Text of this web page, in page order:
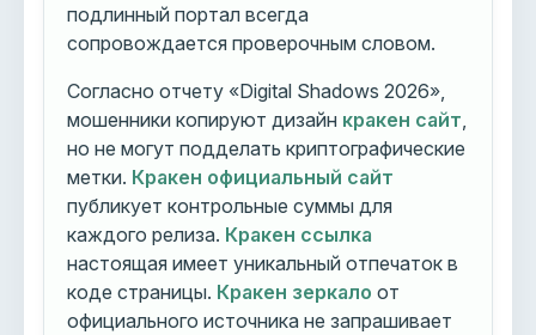
подлинный портал всегда
сопровождается проверочным словом.
Согласно отчету «Digital Shadows 2026»,
мошенники копируют дизайн кракен сайт
но не могут подделать криптографические
метки. Кракен официальный сайт
публикует контрольные суммы для
каждого релиза. Кракен ссылка
настоящая имеет уникальный отпечаток в
коде страницы. Кракен зеркало от
официального источника не запрашивает